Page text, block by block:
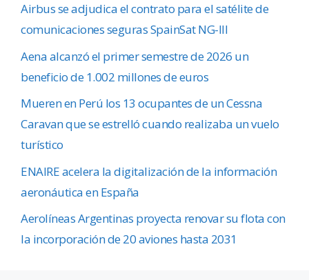
Airbus se adjudica el contrato para el satélite de
comunicaciones seguras SpainSat NG-III
Aena alcanzó el primer semestre de 2026 un
beneficio de 1.002 millones de euros
Mueren en Perú los 13 ocupantes de un Cessna
Caravan que se estrelló cuando realizaba un vuelo
turístico
ENAIRE acelera la digitalización de la información
aeronáutica en España
Aerolíneas Argentinas proyecta renovar su flota con
la incorporación de 20 aviones hasta 2031